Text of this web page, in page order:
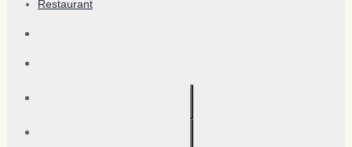
Restaurant